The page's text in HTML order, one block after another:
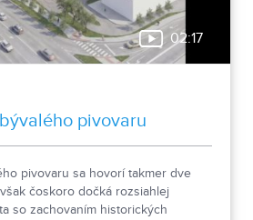
02:17
pivovaru
pivovaru sa hovorí takmer dve
čoskoro dočká rozsiahlej
so zachovaním historických